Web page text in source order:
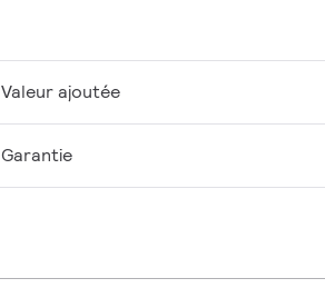
Valeur ajoutée
Garantie